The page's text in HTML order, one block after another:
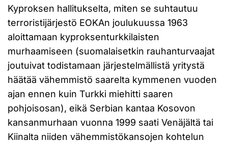
Kyproksen hallitukselta, miten se suhtautuu
terroristijärjestö EOKAn joulukuussa 1963
aloittamaan kyproksenturkkilaisten
murhaamiseen (suomalaisetkin rauhanturvaajat
joutuivat todistamaan järjestelmällistä yritystä
häätää vähemmistö saarelta kymmenen vuoden
ajan ennen kuin Turkki miehitti saaren
pohjoisosan), eikä Serbian kantaa Kosovon
kansanmurhaan vuonna 1999 saati Venäjältä tai
Kiinalta niiden vähemmistökansojen kohtelun